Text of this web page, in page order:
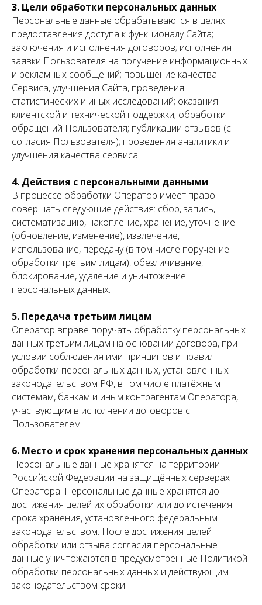
3. Цели обработки персональных данных
Персональные данные обрабатываются в целях
предоставления доступа к функционалу Сайта;
заключения и исполнения договоров; исполнения
заявки Пользователя на получение информационных
и рекламных сообщений; повышение качества
Сервиса, улучшения Сайта, проведения
статистических и иных исследований; оказания
клиентской и технической поддержки; обработки
обращений Пользователя; публикации отзывов (с
согласия Пользователя); проведения аналитики и
улучшения качества сервиса.
4. Действия с персональными данными
В процессе обработки Оператор имеет право
совершать следующие действия: сбор, запись,
систематизацию, накопление, хранение, уточнение
(обновление, изменение), извлечение,
использование, передачу (в том числе поручение
обработки третьим лицам), обезличивание,
блокирование, удаление и уничтожение
персональных данных.
5. Передача третьим лицам
Оператор вправе поручать обработку персональных
данных третьим лицам на основании договора, при
условии соблюдения ими принципов и правил
обработки персональных данных, установленных
законодательством РФ, в том числе платёжным
системам, банкам и иным контрагентам Оператора,
участвующим в исполнении договоров с
Пользователем
6. Место и срок хранения персональных данных
Персональные данные хранятся на территории
Российской Федерации на защищённых серверах
Оператора. Персональные данные хранятся до
достижения целей их обработки или до истечения
срока хранения, установленного федеральным
законодательством. После достижения целей
обработки или отзыва согласия персональные
данные уничтожаются в предусмотренные Политикой
обработки персональных данных и действующим
законодательством сроки.